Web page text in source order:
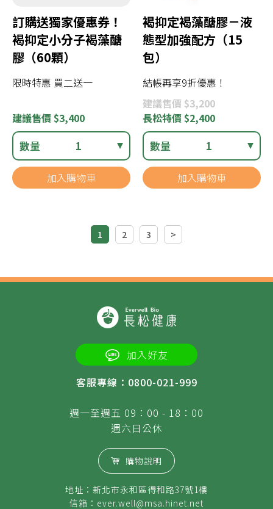
訂購送獨家優惠券！
褐抑定小分子褐藻醣
膠（60顆）
限時特惠 買二送一
建議售價 $3,400
數量 1
加入購物車
褐抑定褐藻醣膠－液
態型加強配方（15
包）
結帳再享9折優惠！
建議售價 $3,200
長松特價 $2,400
數量 1
加入購物車
1 2 3 >
購物說明
地址：新北市永和區得和路37號1樓
信箱： ever.well@msa.hinet.net
加入好友
客服專線：0800-021-999
週一至週五 09：00 - 18：00
週六日公休